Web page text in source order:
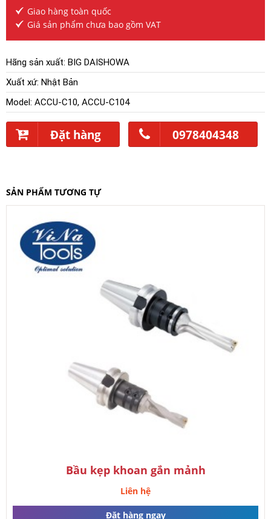
Giao hàng toàn quốc
Giá sản phẩm chưa bao gồm VAT
Hãng sản xuất: BIG DAISHOWA
Xuất xứ: Nhật Bản
Model: ACCU-C10, ACCU-C104
Đặt hàng 0978404348
SẢN PHẨM TƯƠNG TỰ
Bầu kẹp khoan gắn mảnh
Liên hệ
Đặt hàng ngay